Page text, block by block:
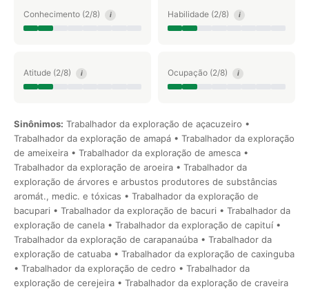
Conhecimento (2/8) i Habilidade (2/8) i
Atitude (2/8) i Ocupação (2/8) i
Sinônimos: Trabalhador da exploração de açacuzeiro •
Trabalhador da exploração de amapá • Trabalhador da exploração
de ameixeira • Trabalhador da exploração de amesca •
Trabalhador da exploração de aroeira • Trabalhador da
exploração de árvores e arbustos produtores de substâncias
aromát., medic. e tóxicas • Trabalhador da exploração de
bacupari • Trabalhador da exploração de bacuri • Trabalhador da
exploração de canela • Trabalhador da exploração de capituí •
Trabalhador da exploração de carapanaúba • Trabalhador da
exploração de catuaba • Trabalhador da exploração de caxinguba
• Trabalhador da exploração de cedro • Trabalhador da
exploração de cerejeira • Trabalhador da exploração de craveira